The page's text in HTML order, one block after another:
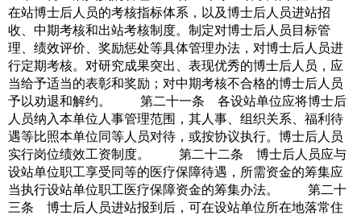
在站博士后人员的考核指标体系，以及博士后人员进站招
收、中期考核和出站考核制度。制定对博士后人员目标管
理、绩效评价、奖励惩处等具体管理办法，对博士后人员进
行定期考核。对研究成果突出、表现优秀的博士后人员，应
当给予适当的表彰和奖励；对中期考核不合格的博士后人员
予以劝退和解约。 第二十一条 各设站单位应将博士后
人员纳入本单位人事管理范围，其人事、组织关系、福利待
遇等比照本单位同等人员对待，或按协议执行。博士后人员
实行岗位绩效工资制度。 第二十二条 博士后人员应与
设站单位职工享受同等的医疗保障待遇，所需资金的筹集应
当执行设站单位职工医疗保障资金的筹集办法。 第二十
三条 博士后人员进站报到后，可在设站单位所在地落常住